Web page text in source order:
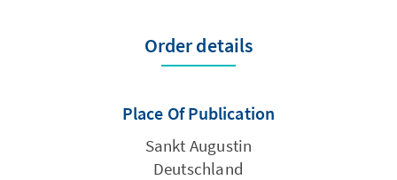
Order details
Place Of Publication
Sankt Augustin
Deutschland